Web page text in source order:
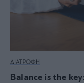
ΔΙΑΤΡΟΦΗ
Balance is the